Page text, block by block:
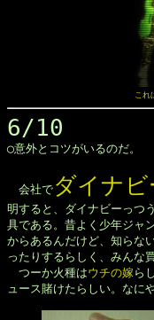
これは３号スタ
6/10
◯意外とコツがいるのだ。
会社で ダイナビ
明すると、ダイナビーっつ
具である。昔よく少年ジャ
からあるんだけど、知らな
ったりするらしく、みんな
つーか火種はウチの嫁ら
ュース賭けたらしい。なに